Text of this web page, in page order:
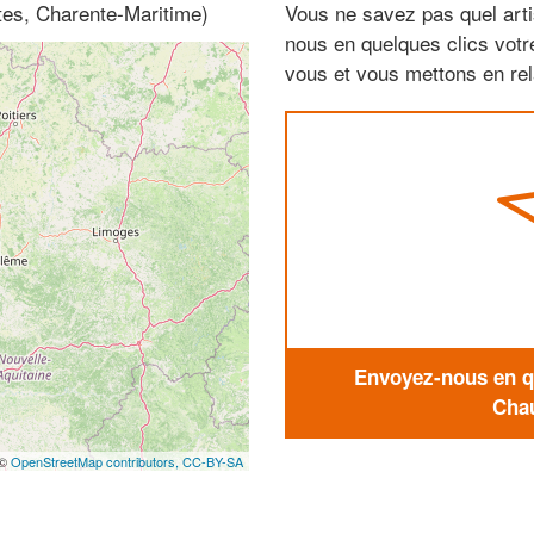
Charente-Maritime)
OpenStreetMap contributors, CC-BY-SA
Vous ne savez pas quel
nous en quelques clics
vous et vous mettons en
Envoyez-nous en